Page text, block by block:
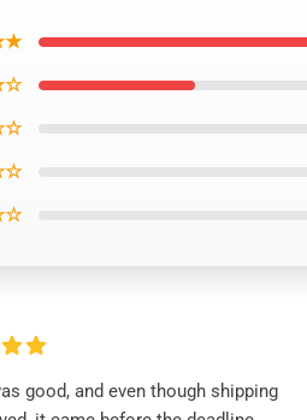
good, and even though shipping